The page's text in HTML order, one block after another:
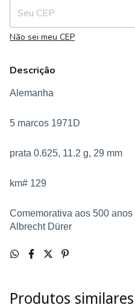
Não sei meu CEP
Descrição
Alemanha
5 marcos 1971D
prata 0.625, 11.2 g, 29 mm
km# 129
Comemorativa aos 500
Albrecht Dürer
Produtos similares